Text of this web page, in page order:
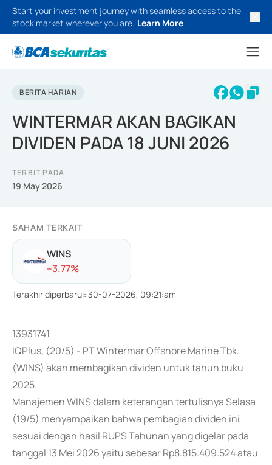
Start your investment journey with seamless access to the
stock market wherever you are. Learn More
BERITA HARIAN
WINTERMAR AKAN BAGIKAN
DIVIDEN PADA 18 JUNI 2026
TERBIT PADA
19 May 2026
SAHAM TERKAIT
WINS
--3.77%
Terakhir diperbarui: 30-07-2026, 09:21:am
13931741
IQPlus, (20/5) - PT Wintermar Offshore Marine Tbk.
(WINS) akan membagikan dividen untuk tahun buku
2025.
Manajemen WINS dalam keterangan tertulisnya Selasa
(19/5) menyampaikan bahwa pembagian dividen ini
sesuai dengan hasil RUPS Tahunan yang digelar pada
tanggal 13 Mei 2026 yaitu sebesar Rp8.815.409.524 atau